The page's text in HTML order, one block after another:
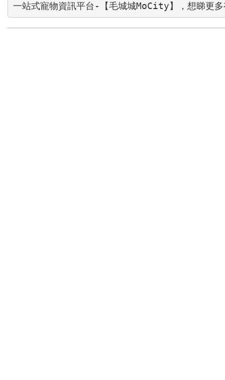
一站式寵物資訊平台-【毛城城MoCity】，想睇